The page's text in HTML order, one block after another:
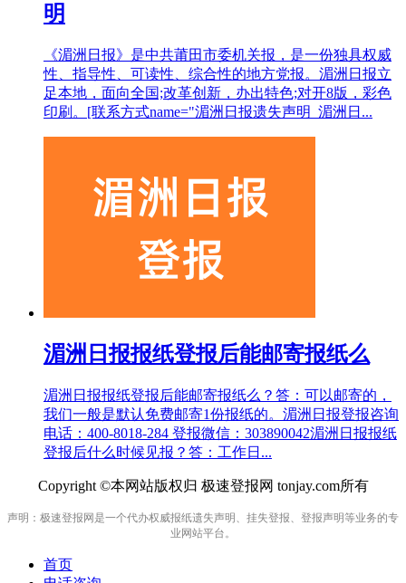
明
《湄洲日报》是中共莆田市委机关报，是一份独具权威
性、指导性、可读性、综合性的地方党报。湄洲日报立
足本地，面向全国;改革创新，办出特色;对开8版，彩色
印刷。[联系方式name="湄洲日报遗失声明_湄洲日...
湄洲日报报纸登报后能邮寄报纸么
湄洲日报报纸登报后能邮寄报纸么？答：可以邮寄的，
我们一般是默认免费邮寄1份报纸的。湄洲日报登报咨询
电话：400-8018-284 登报微信：303890042湄洲日报报纸
登报后什么时候见报？答：工作日...
Copyright ©本网站版权归 极速登报网 tonjay.com所有
声明：极速登报网是一个代办权威报纸遗失声明、挂失登报、登报声明等业务的专
业网站平台。
首页